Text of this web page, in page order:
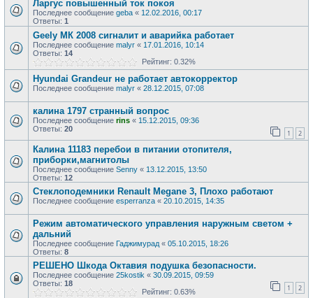
Ларгус повышенный ток покоя
Последнее сообщение geba « 12.02.2016, 00:17
Ответы: 1
Geely МК 2008 сигналит и аварийка работает
Последнее сообщение malyr « 17.01.2016, 10:14
Ответы: 14
Рейтинг: 0.32%
Hyundai Grandeur не работает автокорректор
Последнее сообщение malyr « 28.12.2015, 07:08
калина 1797 странный вопрос
Последнее сообщение rins « 15.12.2015, 09:36
Ответы: 20 1 2
Калина 11183 перебои в питании отопителя,
приборки,магнитолы
Последнее сообщение Senny « 13.12.2015, 13:50
Ответы: 12
Стеклоподемники Renault Megane 3, Плохо работают
Последнее сообщение esperranza « 20.10.2015, 14:35
Режим автоматического управления наружным светом +
дальний
Последнее сообщение Гаджимурад « 05.10.2015, 18:26
Ответы: 8
РЕШЕНО Шкода Октавия подушка безопасности.
Последнее сообщение 25kostik « 30.09.2015, 09:59
Ответы: 18 1 2
Рейтинг: 0.63%